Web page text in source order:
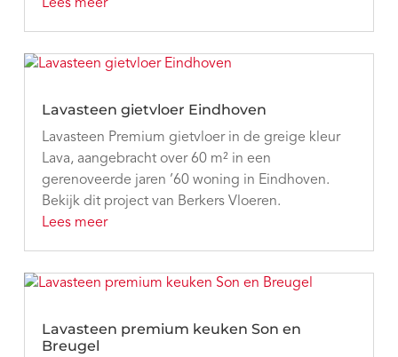
Lees meer
Lavasteen gietvloer Eindhoven
Lavasteen Premium gietvloer in de greige kleur
Lava, aangebracht over 60 m² in een
gerenoveerde jaren ’60 woning in Eindhoven.
Bekijk dit project van Berkers Vloeren.
Lees meer
Lavasteen premium keuken Son en
Breugel